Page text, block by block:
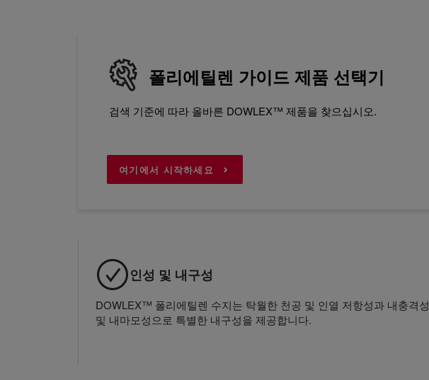
폴리에틸렌 가이드 제품 선택기
검색 기준에 따라 올바른 DOWLEX™ 제품을 찾으십시오.
여기에서 시작하세요
인성 및 내구성
DOWLEX™ 폴리에틸렌 수지는 탁월한 천공 및 인열 저항성과 내충격성
및 내마모성으로 특별한 내구성을 제공합니다.